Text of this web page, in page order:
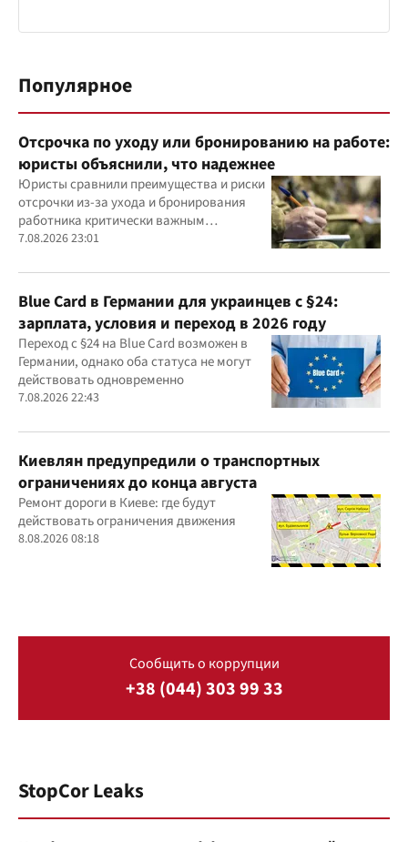
Популярное
Отсрочка по уходу или бронированию на работе:
юристы объяснили, что надежнее
Юристы сравнили преимущества и риски
отсрочки из-за ухода и бронирования
работника критически важным
предприятием
7.08.2026 23:01
Blue Card в Германии для украинцев с §24:
зарплата, условия и переход в 2026 году
Переход с §24 на Blue Card возможен в
Германии, однако оба статуса не могут
действовать одновременно
7.08.2026 22:43
Киевлян предупредили о транспортных
ограничениях до конца августа
Ремонт дороги в Киеве: где будут
действовать ограничения движения
8.08.2026 08:18
Сообщить о коррупции
+38 (044) 303 99 33
StopCor Leaks